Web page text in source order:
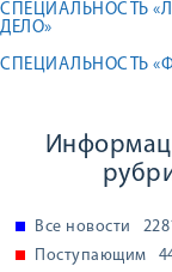
СПЕЦИАЛЬНОСТЬ
ДЕЛО»
СПЕЦИАЛЬНОСТЬ
Все новости
Поступающим